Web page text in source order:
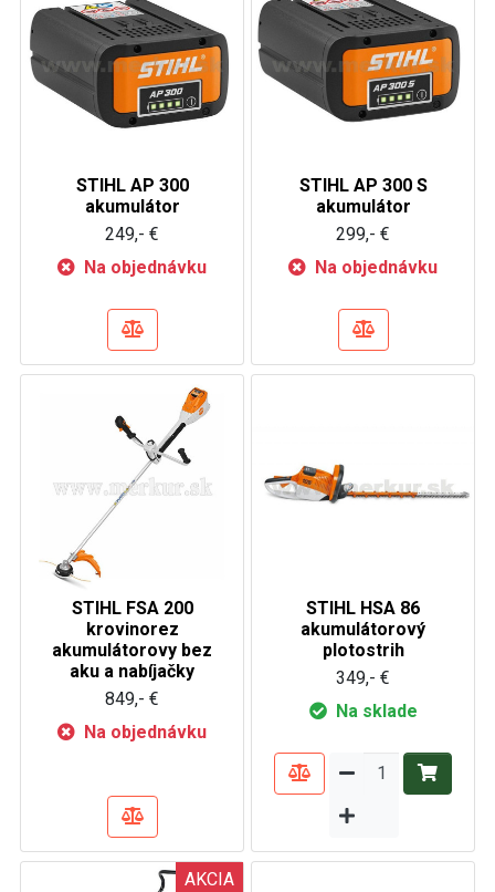
STIHL AP 300
akumulátor
249,- €
Na objednávku
STIHL AP 300 S
akumulátor
299,- €
Na objednávku
STIHL FSA 200
krovinorez
akumulátorovy bez
aku a nabíjačky
849,- €
Na objednávku
STIHL HSA 86
akumulátorový
plotostrih
349,- €
Na sklade
AKCIA